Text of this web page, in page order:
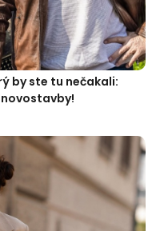
by ste tu nečakali: